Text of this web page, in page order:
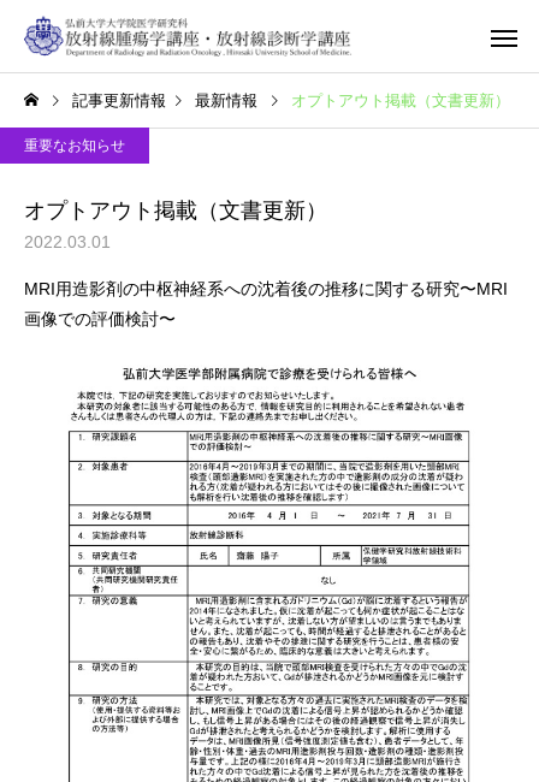
記事更新情報 最新情報 オプトアウト掲載（文書更新）
重要なお知らせ
オプトアウト掲載（文書更新）
2022.03.01
MRI用造影剤の中枢神経系への沈着後の推移に関する研究〜MRI
画像での評価検討〜